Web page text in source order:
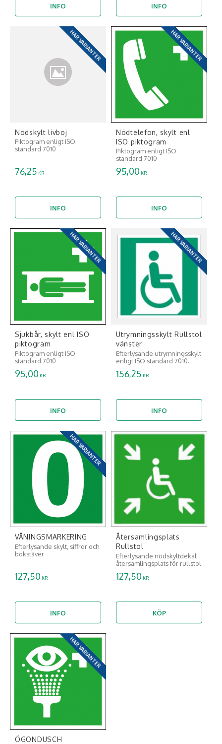
INFO INFO
Nödskylt livboj
Piktogram enligt ISO
standard 7010
76,25 KR
INFO
HAR VARIANTER
Nödtelefon, skylt enl
ISO piktogram
Piktogram enligt ISO
standard 7010
95,00 KR
INFO
HAR VARIANTER
Sjukbår, skylt enl ISO
piktogram
Piktogram enligt ISO
standard 7010
95,00 KR
INFO
HAR VARIANTER
Utrymningsskylt Rullstol
vänster
Efterlysande utrymningsskylt
enligt ISO standard 7010.
156,25 KR
INFO
HAR VARIANTER
VÅNINGSMARKERING
Efterlysande skylt, siffror och
bokstäver
127,50 KR
INFO
HAR VARIANTER
Återsamlingsplats
Rullstol
Efterlysande nödskyltdekal
återsamlingsplats för rullstol
127,50 KR
KÖP
ÖGONDUSCH
HAR VARIANTER